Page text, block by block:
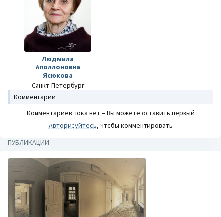
Людмила
Аполлоновна
Ясюкова
Санкт-Петербург
Комментарии
Комментариев пока нет – Вы можете оставить первый
Авторизуйтесь, чтобы комментировать
ПУБЛИКАЦИИ